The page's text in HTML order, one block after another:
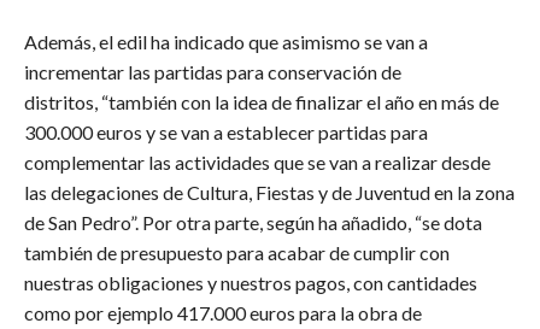
​Además, el edil ha indicado que asimismo se van a
incrementar las partidas para conservación de
distritos, “también con la idea de finalizar el año en más de
300.000 euros y se van a establecer partidas para
complementar las actividades que se van a realizar desde
las delegaciones de Cultura, Fiestas y de Juventud en la zona
de San Pedro”. Por otra parte, según ha añadido, “se dota
también de presupuesto para acabar de cumplir con
nuestras obligaciones y nuestros pagos, con cantidades
como por ejemplo 417.000 euros para la obra de